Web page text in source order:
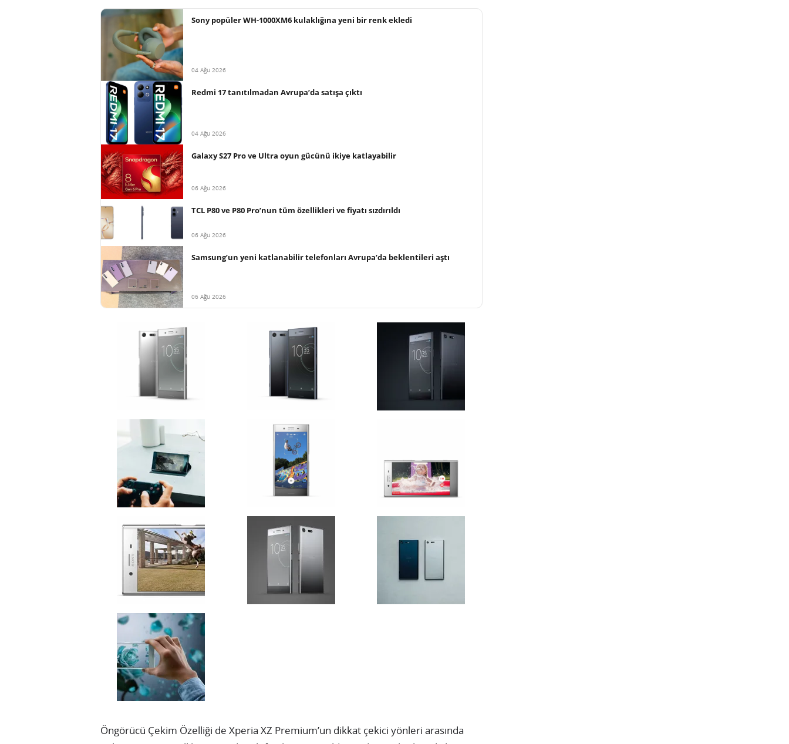
Sony popüler WH-1000XM6 kulaklığına yeni bir renk ekledi
04 Ağu 2026
Redmi 17 tanıtılmadan Avrupa’da satışa çıktı
04 Ağu 2026
Galaxy S27 Pro ve Ultra oyun gücünü ikiye katlayabilir
06 Ağu 2026
TCL P80 ve P80 Pro’nun tüm özellikleri ve fiyatı sızdırıldı
06 Ağu 2026
Samsung’un yeni katlanabilir telefonları Avrupa’da beklentileri aştı
06 Ağu 2026
Öngörücü Çekim Özelliği de Xperia XZ Premium’un dikkat çekici yönleri arasında